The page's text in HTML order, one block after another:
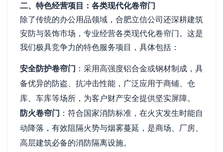
二、特色经营项目：各类现代化卷帘门
除了传统的办公用品领域，合肥立信公司还深耕建筑
安防与装饰市场，专业经营各类现代化卷帘门。这是
我们极具竞争力的特色服务项目，具体包括：
安全防护卷帘门 ：采用高强度铝合金或钢材制成，具
备优异的防盗、抗冲击性能，广泛应用于商铺、仓
库、车库等场所，为客户财产安全提供坚实屏障。
防火卷帘门 ：符合国家消防标准，在火灾发生时能自
动降落，有效阻隔火势与烟雾蔓延，是商场、厂房、
高层建筑必备的消防隔离设施。